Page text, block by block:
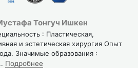
Тонгуч Ишкен
: Пластическая,
и эстетическая хирургия Опыт
Значимые образования :
Подробнее